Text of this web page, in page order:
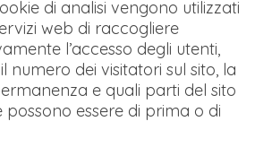
di analisi vengono utilizzati
web di raccogliere
l’accesso degli utenti,
numero dei visitatori sul sito, la
e quali parti del sito
possono essere di prima o di